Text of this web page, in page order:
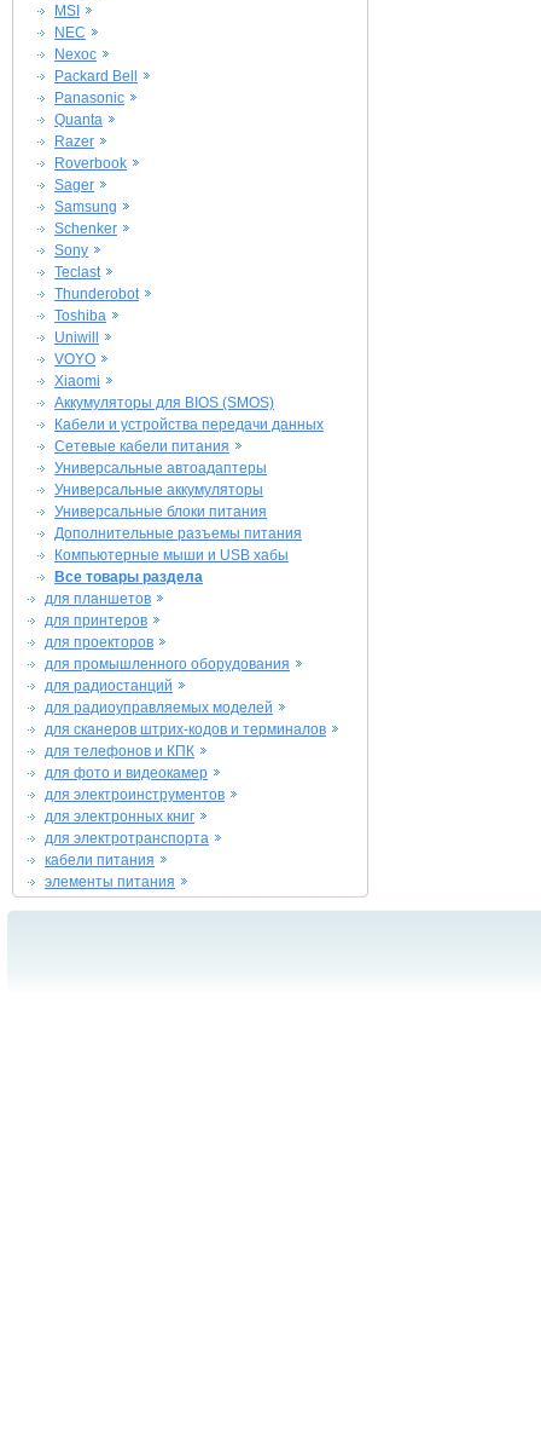
MSI
NEC
Nexoc
Packard Bell
Panasonic
Quanta
Razer
Roverbook
Sager
Samsung
Schenker
Sony
Teclast
Thunderobot
Toshiba
Uniwill
VOYO
Xiaomi
Аккумуляторы для BIOS (SMOS)
Кабели и устройства передачи данных
Сетевые кабели питания
Универсальные автоадаптеры
Универсальные аккумуляторы
Универсальные блоки питания
Дополнительные разъемы питания
Компьютерные мыши и USB хабы
Все товары раздела
для планшетов
для принтеров
для проекторов
для промышленного оборудования
для радиостанций
для радиоуправляемых моделей
для сканеров штрих-кодов и терминалов
для телефонов и КПК
для фото и видеокамер
для электроинструментов
для электронных книг
для электротранспорта
кабели питания
элементы питания